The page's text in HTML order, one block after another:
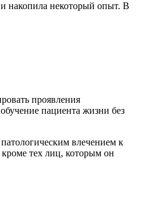
накопила некоторый опыт. В
проявления
пациента жизни без
влечением к
тех лиц, которым он